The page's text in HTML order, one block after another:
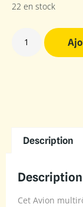
22 en stock
Description
Description
Cet Avion